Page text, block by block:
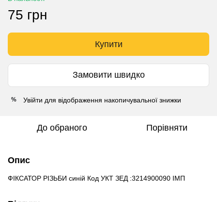
75 грн
Купити
Замовити швидко
% Увійти для відображення накопичувальної знижки
До обраного Порівняти
Опис
ФІКСАТОР РІЗЬБИ синій Код УКТ ЗЕД :3214900090 ІМП